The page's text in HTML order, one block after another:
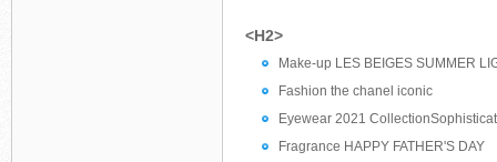
<H2>
Make-up LES BEIGES SUMMER
Fashion the chanel iconic
Eyewear 2021
Fragrance HAPPY FATHER'S DAY